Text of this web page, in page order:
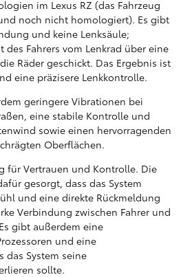
im Lexus RZ (das Fahrzeug
noch nicht homologiert). Es gibt
und keine Lenksäule;
Fahrers vom Lenkrad über eine
Räder geschickt. Das Ergebnis ist
eine präzisere Lenkkontrolle.
geringere Vibrationen bei
eine stabile Kontrolle und
sowie einen hervorragenden
Oberflächen.
für Vertrauen und Kontrolle. Die
gesorgt, dass das System
und eine direkte Rückmeldung
Verbindung zwischen Fahrer und
gibt außerdem eine
und eine
das System seine
sollte.